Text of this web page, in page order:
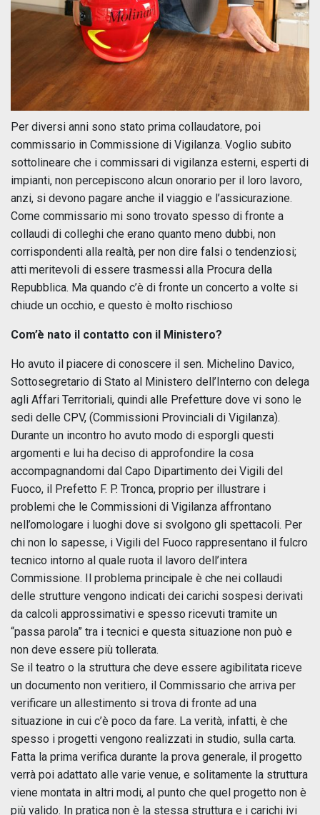
Per diversi anni sono stato prima collaudatore, poi
commissario in Commissione di Vigilanza. Voglio subito
sottolineare che i commissari di vigilanza esterni, esperti di
impianti, non percepiscono alcun onorario per il loro lavoro,
anzi, si devono pagare anche il viaggio e l’assicurazione.
Come commissario mi sono trovato spesso di fronte a
collaudi di colleghi che erano quanto meno dubbi, non
corrispondenti alla realtà, per non dire falsi o tendenziosi;
atti meritevoli di essere trasmessi alla Procura della
Repubblica. Ma quando c’è di fronte un concerto a volte si
chiude un occhio, e questo è molto rischioso
Com’è nato il contatto con il Ministero?
Ho avuto il piacere di conoscere il sen. Michelino Davico,
Sottosegretario di Stato al Ministero dell’Interno con delega
agli Affari Territoriali, quindi alle Prefetture dove vi sono le
sedi delle CPV, (Commissioni Provinciali di Vigilanza).
Durante un incontro ho avuto modo di esporgli questi
argomenti e lui ha deciso di approfondire la cosa
accompagnandomi dal Capo Dipartimento dei Vigili del
Fuoco, il Prefetto F. P. Tronca, proprio per illustrare i
problemi che le Commissioni di Vigilanza affrontano
nell’omologare i luoghi dove si svolgono gli spettacoli. Per
chi non lo sapesse, i Vigili del Fuoco rappresentano il fulcro
tecnico intorno al quale ruota il lavoro dell’intera
Commissione. Il problema principale è che nei collaudi
delle strutture vengono indicati dei carichi sospesi derivati
da calcoli approssimativi e spesso ricevuti tramite un
“passa parola” tra i tecnici e questa situazione non può e
non deve essere più tollerata.
Se il teatro o la struttura che deve essere agibilitata riceve
un documento non veritiero, il Commissario che arriva per
verificare un allestimento si trova di fronte ad una
situazione in cui c’è poco da fare. La verità, infatti, è che
spesso i progetti vengono realizzati in studio, sulla carta.
Fatta la prima verifica durante la prova generale, il progetto
verrà poi adattato alle varie venue, e solitamente la struttura
viene montata in altri modi, al punto che quel progetto non è
più valido. In pratica non è la stessa struttura e i carichi ivi